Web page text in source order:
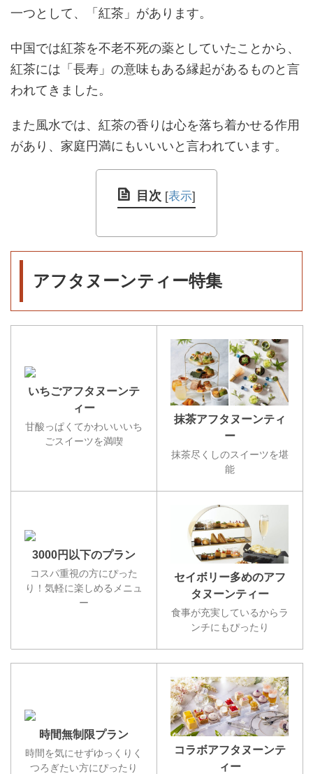
一つとして、「紅茶」があります。
中国では紅茶を不老不死の薬としていたことから、
紅茶には「長寿」の意味もある縁起があるものと言
われてきました。
また風水では、紅茶の香りは心を落ち着かせる作用
があり、家庭円満にもいいいと言われています。
目次 [表示]
アフタヌーンティー特集
いちごアフタヌーンテ
ィー
甘酸っぱくてかわいいいち
ごスイーツを満喫
抹茶アフタヌーンティ
ー
抹茶尽くしのスイーツを堪
能
3000円以下のプラン
コスパ重視の方にぴった
り！気軽に楽しめるメニュ
ー
セイボリー多めのアフ
タヌーンティー
食事が充実しているからラ
ンチにもぴったり
時間無制限プラン
時間を気にせずゆっくりく
つろぎたい方にぴったり
コラボアフタヌーンテ
ィー